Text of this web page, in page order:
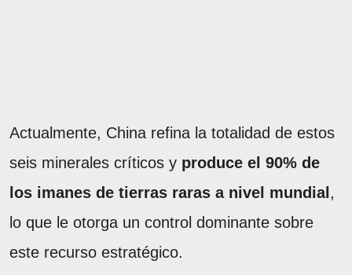
Actualmente, China refina la totalidad de estos
seis minerales críticos y produce el 90% de
los imanes de tierras raras a nivel mundial ,
lo que le otorga un control dominante sobre
este recurso estratégico.